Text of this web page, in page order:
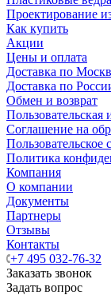
Проектирование
Как купить
Акции
Цены и оплата
Доставка по
Доставка по
Обмен и возврат
Соглашение на
Пользовательское
Политика
Компания
О компании
Документы
Партнеры
Отзывы
Контакты
+7 495 032-76-32
Заказать звонок
Задать вопрос